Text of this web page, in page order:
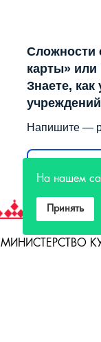
Сложности
карты» или
Знаете,
Напишите —
МИНИСТЕРСТВО
На нашем
Принять